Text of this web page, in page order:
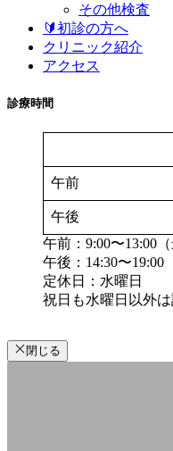
その他検査
🔰初診の方へ
クリニック紹介
アクセス
診療時間
午前
午後
午前：9:00〜13:00（
午後：14:30〜19:00
定休日：水曜日
祝日も水曜日以外
閉じる